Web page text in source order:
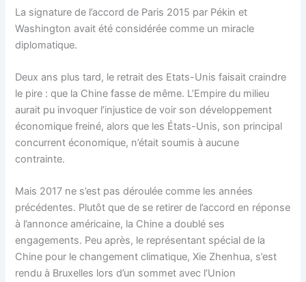
La signature de l’accord de Paris 2015 par Pékin et
Washington avait été considérée comme un miracle
diplomatique.
Deux ans plus tard, le retrait des Etats-Unis faisait craindre
le pire : que la Chine fasse de même. L’Empire du milieu
aurait pu invoquer l’injustice de voir son développement
économique freiné, alors que les États-Unis, son principal
concurrent économique, n’était soumis à aucune
contrainte.
Mais 2017 ne s’est pas déroulée comme les années
précédentes. Plutôt que de se retirer de l’accord en réponse
à l’annonce américaine, la Chine a doublé ses
engagements. Peu après, le représentant spécial de la
Chine pour le changement climatique, Xie Zhenhua, s’est
rendu à Bruxelles lors d’un sommet avec l’Union